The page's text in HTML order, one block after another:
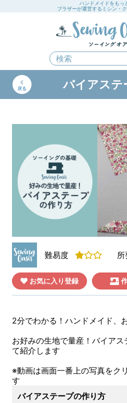
ハンドメイドをもっ
ブラザーが運営するミシン・
戻る バイアステ
難易度 所
お気に入り登録
2分でわかる！ハンドメイド、
お好みの生地で量産！バイア
て紹介します
※動画は画面一番上の写真をク
す
バイアステープの作り方